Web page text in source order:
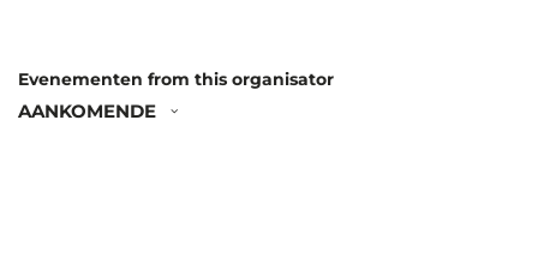
Evenementen from this organisator
AANKOMENDE